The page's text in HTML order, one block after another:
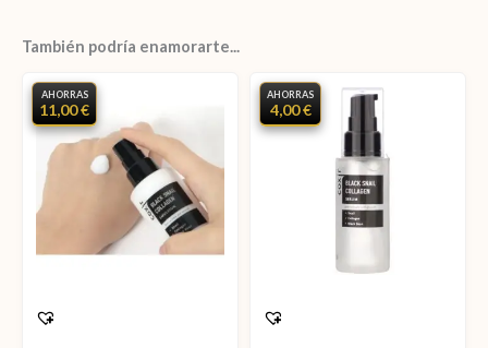
También podría enamorarte...
AHORRAS
11,00 €
AHORRAS
4,00 €